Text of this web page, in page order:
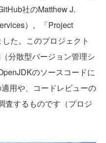
社のMatthew J.
）。「Project
た。このプロジェクト
分散型バージョン管理シ
のソースコードに
用や、コードレビューの
査するものです（プロジ